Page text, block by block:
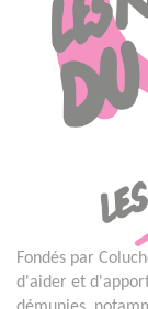
Fondés par
d'aider et